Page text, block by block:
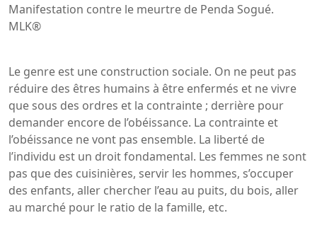
Manifestation contre le meurtre de Penda Sogué.
MLK®️
Le genre est une construction sociale. On ne peut pas
réduire des êtres humains à être enfermés et ne vivre
que sous des ordres et la contrainte ; derrière pour
demander encore de l’obéissance. La contrainte et
l’obéissance ne vont pas ensemble. La liberté de
l’individu est un droit fondamental. Les femmes ne sont
pas que des cuisinières, servir les hommes, s’occuper
des enfants, aller chercher l’eau au puits, du bois, aller
au marché pour le ratio de la famille, etc.